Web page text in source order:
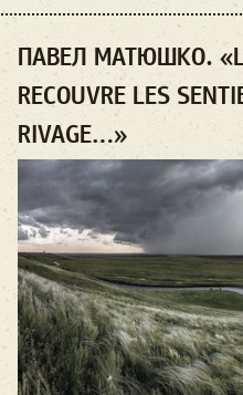
ПАВЕЛ МАТЮШКО.
RECOUVRE LES
RIVAGE…»